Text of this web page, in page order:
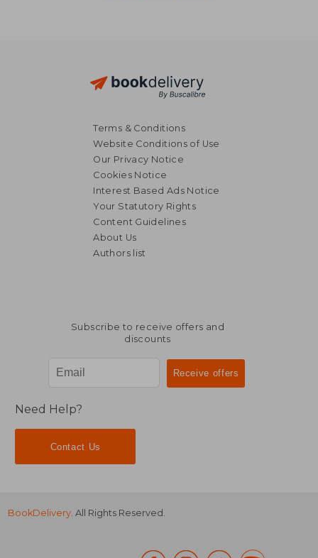
Terms & Conditions
Website Conditions of Use
Our Privacy Notice
Cookies Notice
Interest Based Ads Notice
Your Statutory Rights
Content Guidelines
About Us
Authors list
Subscribe to receive offers and
discounts
Need Help?
Contact Us
BookDelivery. All Rights Reserved.